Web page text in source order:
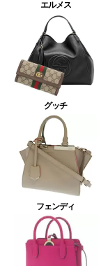
エルメス
グッチ
フェンディ